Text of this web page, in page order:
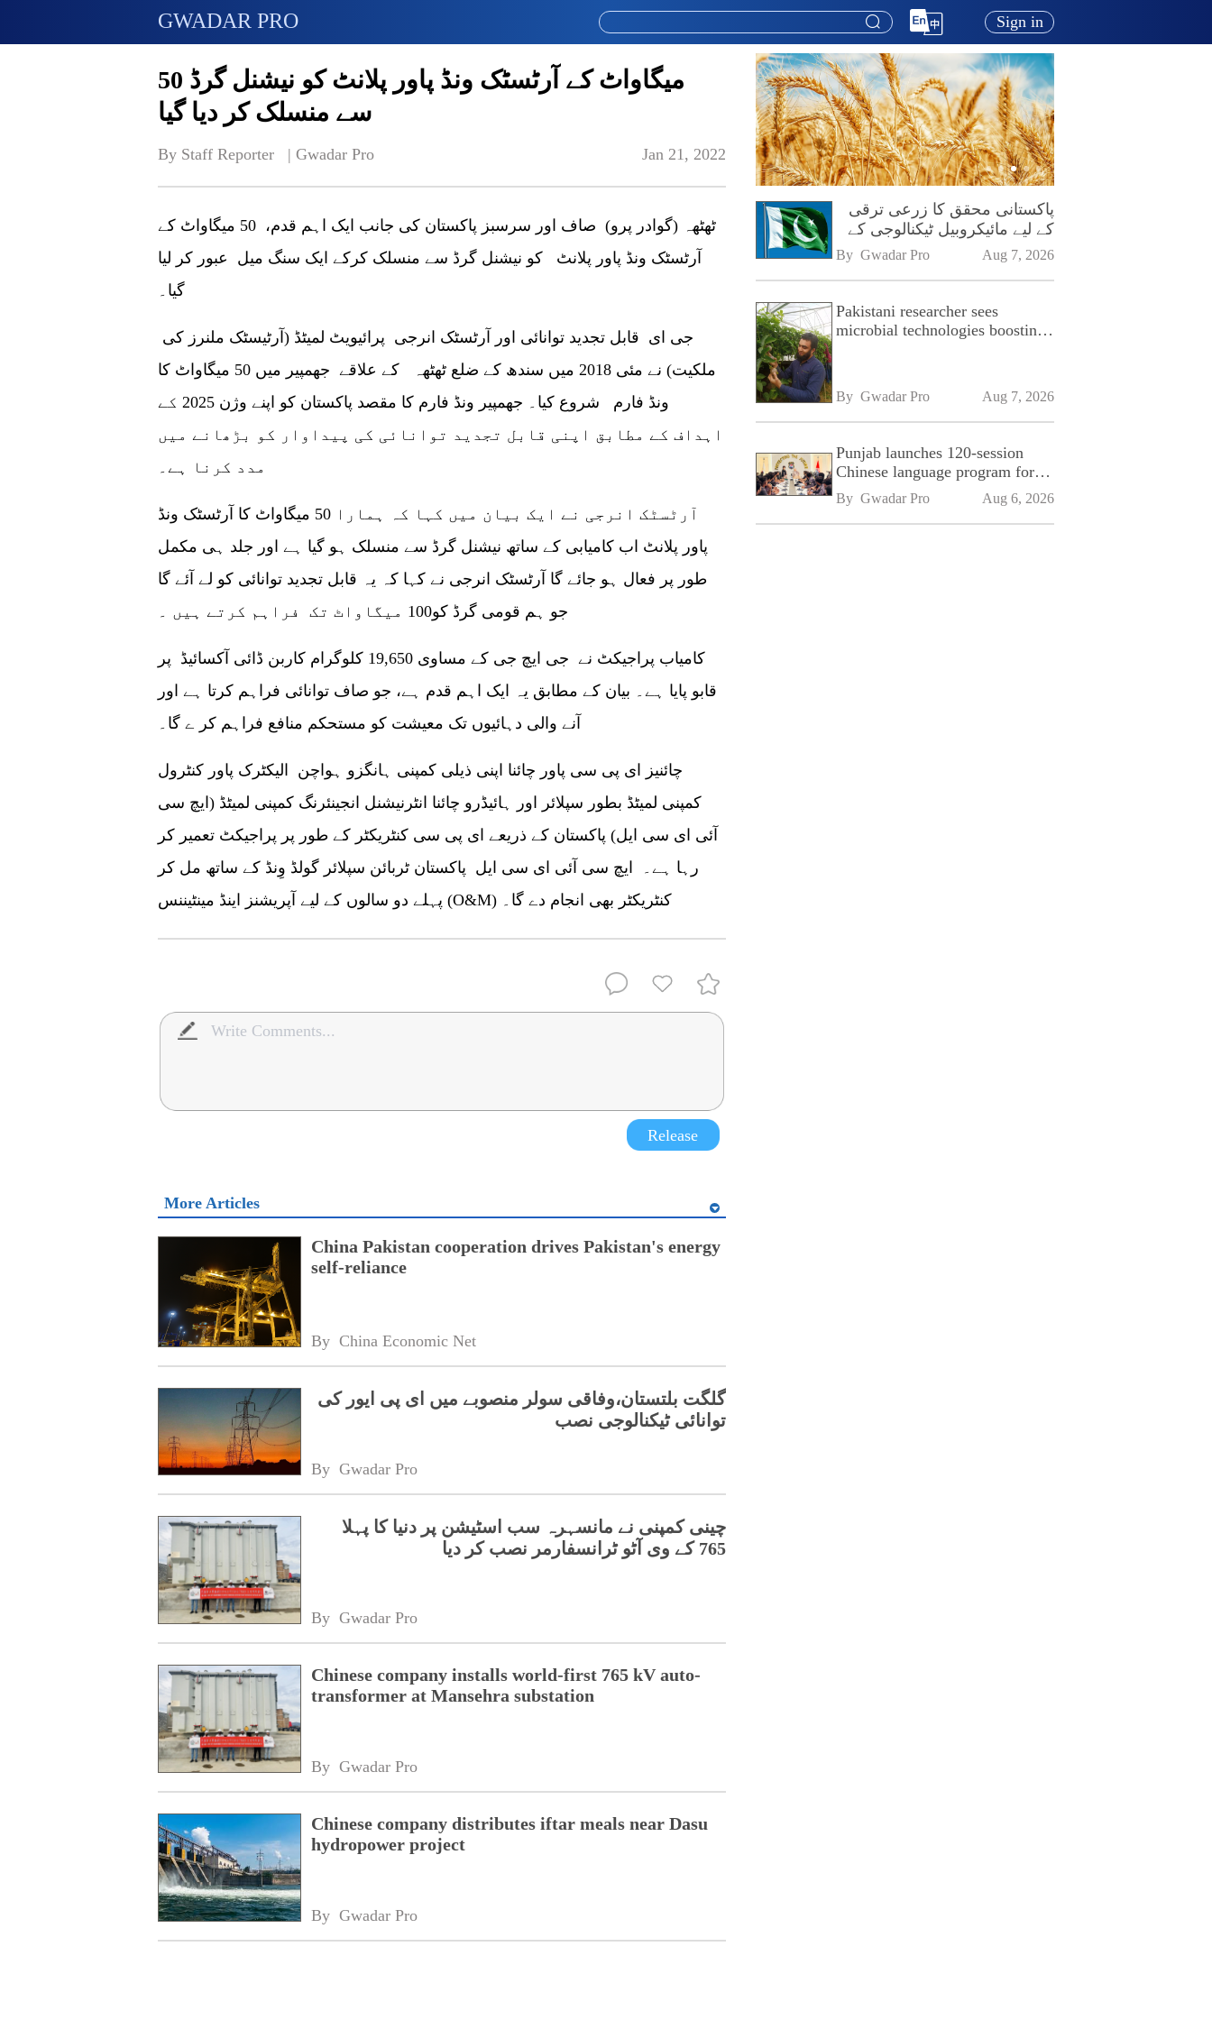
GWADAR PRO Sign in
50 میگاواٹ کے آرٹسٹک ونڈ پاور پلانٹ کو نیشنل گرڈ
سے منسلک کر دیا گیا
By Staff Reporter   | Gwadar Pro Jan 21, 2022
ٹھٹھہ (گوادر پرو) صاف اور سرسبز پاکستان کی جانب ایک اہم قدم، 50 میگاواٹ کے
آرٹسٹک ونڈ پاور پلانٹ کو نیشنل گرڈ سے منسلک کرکے ایک سنگ میل عبور کر لیا
گیا۔
ملکیت) نے مئی 2018 میں سندھ کے ضلع ٹھٹھہ کے علاقے جھمپیر میں 50 میگاواٹ کا
ونڈ فارم شروع کیا۔ جھمپیر ونڈ فارم کا مقصد پاکستان کو اپنے وژن 2025 کے
اہداف کے مطابق اپنی قابل تجدید توانائی کی پیداوار کو بڑھانے میں
مدد کرنا ہے۔
آرٹسٹک انرجی نے ایک بیان میں کہا کہ ہمارا 50 میگاواٹ کا آرٹسٹک ونڈ
پاور پلانٹ اب کامیابی کے ساتھ نیشنل گرڈ سے منسلک ہو گیا ہے اور جلد ہی مکمل
طور پر فعال ہو جائے گا آرٹسٹک انرجی نے کہا کہ یہ قابل تجدید توانائی کو لے آئے گا
کامیاب پراجیکٹ نے جی ایچ جی کے مساوی 19,650 کلوگرام کاربن ڈائی آکسائیڈ پر
قابو پایا ہے۔ بیان کے مطابق یہ ایک اہم قدم ہے، جو صاف توانائی فراہم کرتا ہے اور
چائنیز ای پی سی پاور چائنا اپنی ذیلی کمپنی ہانگزو ہواچن الیکٹرک پاور کنٹرول
کمپنی لمیٹڈ بطور سپلائر اور ہائیڈرو چائنا انٹرنیشنل انجینئرنگ کمپنی لمیٹڈ (ایچ سی
آئی ای سی ایل) پاکستان کے ذریعے ای پی سی کنٹریکٹر کے طور پر پراجیکٹ تعمیر کر
رہا ہے۔ ایچ سی آئی ای سی ایل پاکستان ٹربائن سپلائر گولڈ وِنڈ کے ساتھ مل کر
پہلے دو سالوں کے لیے آپریشنز اینڈ مینٹیننس (O&M) کنٹریکٹر بھی انجام دے گا۔
Release
More Articles
China Pakistan cooperation drives Pakistan's energy
self-reliance
By China Economic Net
گلگت بلتستان،وفاقی سولر منصوبے میں ای پی ایور کی
توانائی ٹیکنالوجی نصب
By Gwadar Pro
چینی کمپنی نے مانسہرہ سب اسٹیشن پر دنیا کا پہلا
765 کے وی آٹو ٹرانسفارمر نصب کر دیا
By Gwadar Pro
Chinese company installs world-first 765 kV auto-
transformer at Mansehra substation
By Gwadar Pro
Chinese company distributes iftar meals near Dasu
hydropower project
By Gwadar Pro
پاکستانی محقق کا زرعی ترقی
کے لیے مائیکروبیل ٹیکنالوجی کے
فروغ پر زور
By Gwadar Pro Aug 7, 2026
Pakistani researcher sees
microbial technologies boosting
By Gwadar Pro Aug 7, 2026
Punjab launches 120-session
Chinese language program for
SPU
By Gwadar Pro Aug 6, 2026